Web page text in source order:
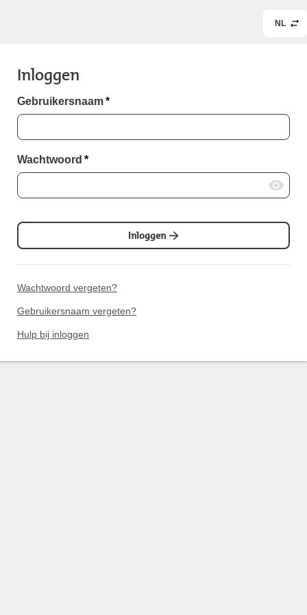
NL
Inloggen
Gebruikersnaam*
Wachtwoord *
Inloggen
Wachtwoord vergeten?
Gebruikersnaam vergeten?
Hulp bij inloggen